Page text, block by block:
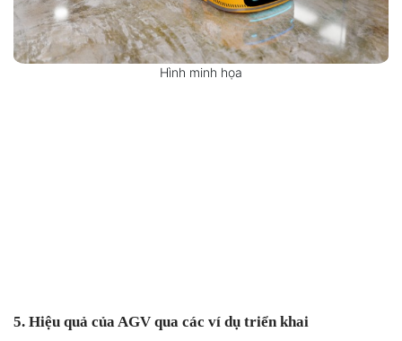
Hình minh họa
5. Hiệu quả của AGV qua các ví dụ triển khai